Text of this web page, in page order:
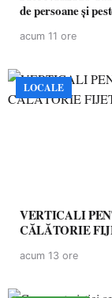
de persoane și
acum 11 ore
LOCALE
VERTICALI
CĂLĂTORIE
acum 13 ore